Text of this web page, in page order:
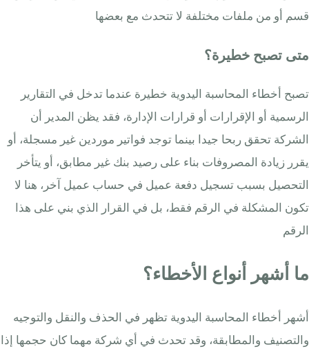
قسم أو من ملفات مختلفة لا تتحدث مع بعضها
متى تصبح خطيرة؟
تصبح أخطاء المحاسبة اليدوية خطيرة عندما تدخل في التقارير
الرسمية أو الإقرارات أو قرارات الإدارة، فقد يظن المدير أن
الشركة تحقق ربحا جيدا بينما توجد فواتير موردين غير مسجلة، أو
يقرر زيادة المصروفات بناء على رصيد بنك غير مطابق، أو يتأخر
التحصيل بسبب تسجيل دفعة عميل في حساب عميل آخر، هنا لا
تكون المشكلة في الرقم فقط، بل في القرار الذي بني على هذا
الرقم
ما أشهر أنواع الأخطاء؟
أشهر أخطاء المحاسبة اليدوية تظهر في الحذف والنقل والتوجيه
والتصنيف والمطابقة، وقد تحدث في أي شركة مهما كان حجمها إذا